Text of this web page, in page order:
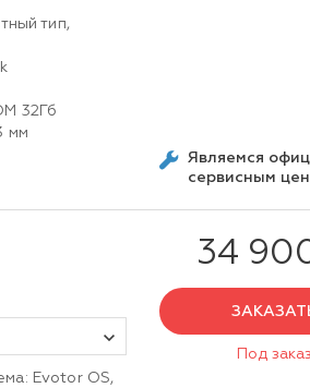
тип,
32Гб
мм
Являемся
сервисным
Evotor OS,
34
Под заказ